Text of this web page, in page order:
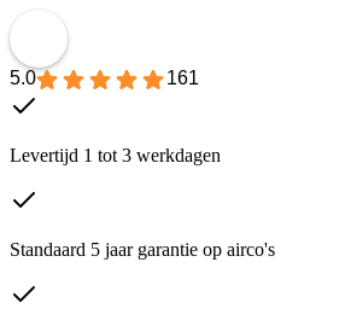
5.0 161
Levertijd 1 tot 3 werkdagen
Standaard 5 jaar garantie op airco's